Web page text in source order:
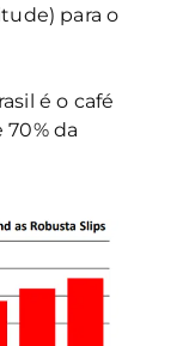
para o
é o café
da